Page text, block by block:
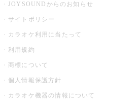
JOYSOUNDからのお知らせ
サイトポリシー
カラオケ利用に当たって
利用規約
商標について
個人情報保護方針
カラオケ機器の情報について